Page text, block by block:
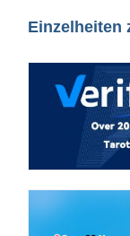
Einzelheiten